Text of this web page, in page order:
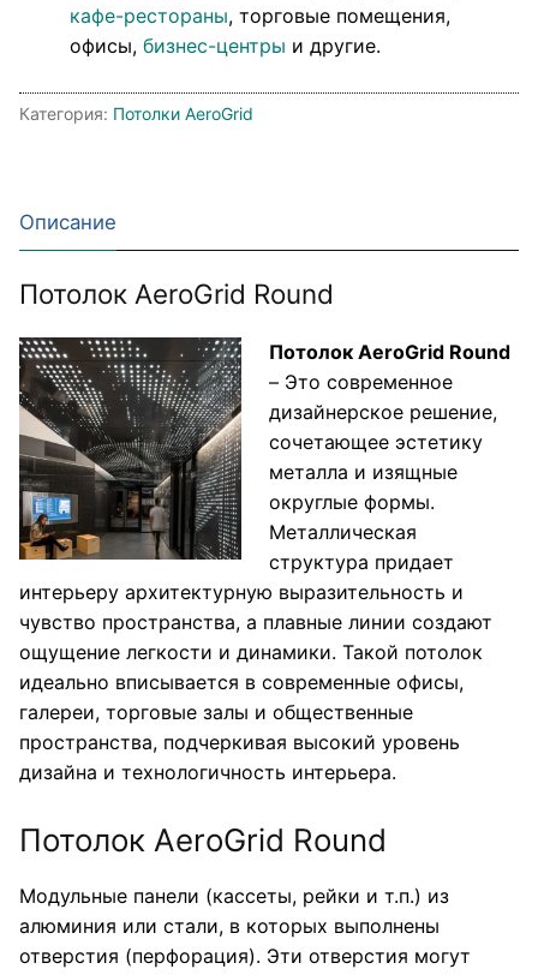
кафе-рестораны, торговые помещения,
офисы, бизнес-центры и другие.
Категория: Потолки AeroGrid
Описание
Потолок AeroGrid Round
Потолок AeroGrid Round
– Это современное
дизайнерское решение,
сочетающее эстетику
металла и изящные
округлые формы.
Металлическая
структура придает
интерьеру архитектурную выразительность и
чувство пространства, а плавные линии создают
ощущение легкости и динамики. Такой потолок
идеально вписывается в современные офисы,
галереи, торговые залы и общественные
пространства, подчеркивая высокий уровень
дизайна и технологичность интерьера.
Потолок AeroGrid Round
Модульные панели (кассеты, рейки и т.п.) из
алюминия или стали, в которых выполнены
отверстия (перфорация). Эти отверстия могут